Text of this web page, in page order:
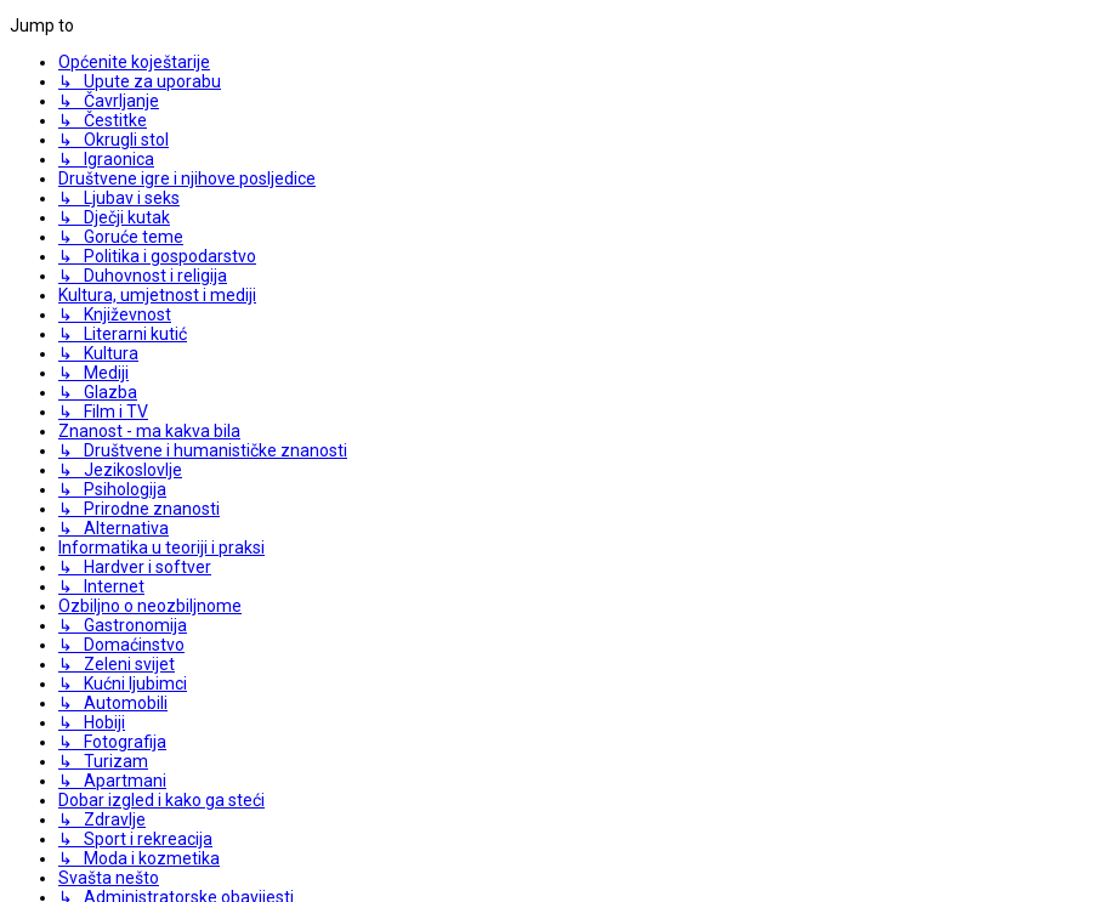
Jump to
Općenite koještarije
↳ Upute za uporabu
↳ Čavrljanje
↳ Čestitke
↳ Okrugli stol
↳ Igraonica
Društvene igre i njihove posljedice
↳ Ljubav i seks
↳ Dječji kutak
↳ Goruće teme
↳ Politika i gospodarstvo
↳ Duhovnost i religija
Kultura, umjetnost i mediji
↳ Književnost
↳ Literarni kutić
↳ Kultura
↳ Mediji
↳ Glazba
↳ Film i TV
Znanost - ma kakva bila
↳ Društvene i humanističke znanosti
↳ Jezikoslovlje
↳ Psihologija
↳ Prirodne znanosti
↳ Alternativa
Informatika u teoriji i praksi
↳ Hardver i softver
↳ Internet
Ozbiljno o neozbiljnome
↳ Gastronomija
↳ Domaćinstvo
↳ Zeleni svijet
↳ Kućni ljubimci
↳ Automobili
↳ Hobiji
↳ Fotografija
↳ Turizam
↳ Apartmani
Dobar izgled i kako ga steći
↳ Zdravlje
↳ Sport i rekreacija
↳ Moda i kozmetika
Svašta nešto
↳ Administratorske obavijesti